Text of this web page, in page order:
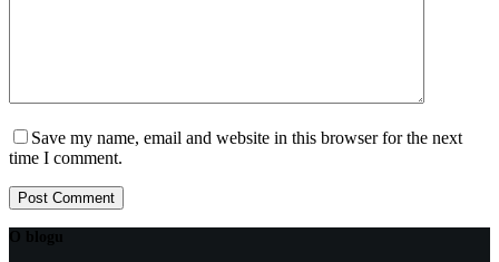
Save my name, email and website in this browser for the next
time I comment.
Post Comment
O blogu